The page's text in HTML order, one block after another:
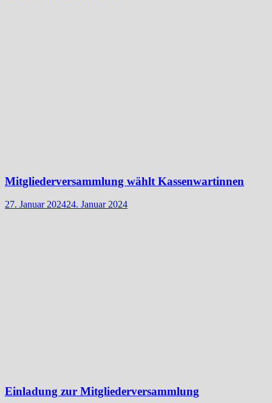
Mitgliederversammlung wählt Kassenwartinnen
27. Januar 202424. Januar 2024
Einladung zur Mitgliederversammlung